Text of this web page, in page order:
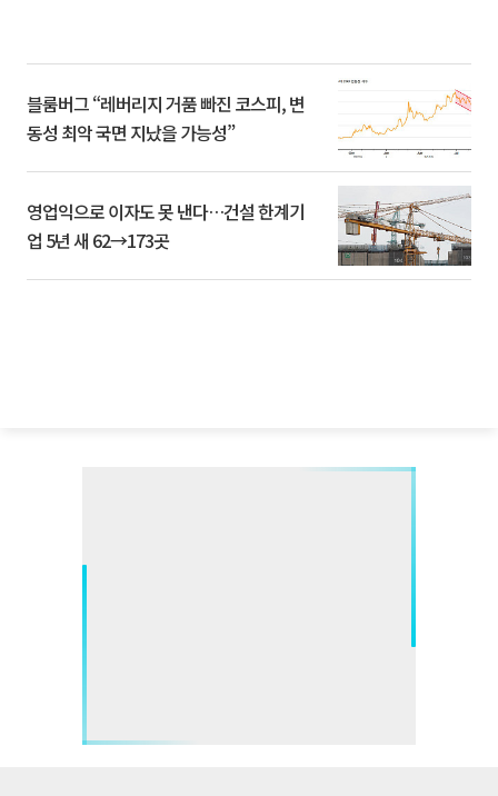
블룸버그 “레버리지 거품 빠진 코스피, 변
동성 최악 국면 지났을 가능성”
영업익으로 이자도 못 낸다…건설 한계기
업 5년 새 62→173곳